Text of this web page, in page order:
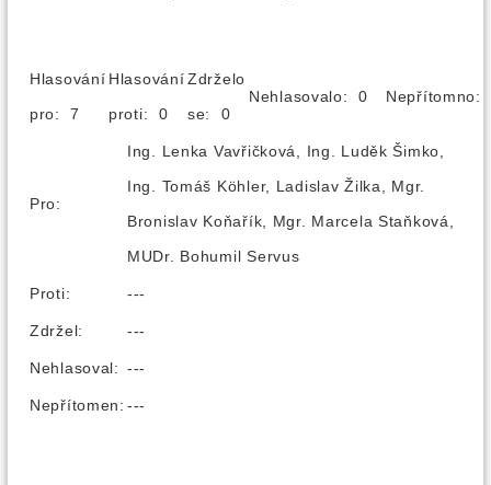
Hlasování
pro: 7
Hlasování
proti: 0
Zdrželo
se: 0
Nehlasovalo: 0
Pro:
Ing. Lenka Vavřičková, Ing. Luděk Šimko,
Ing. Tomáš Köhler, Ladislav Žilka, Mgr.
Bronislav Koňařík, Mgr. Marcela Staňková,
MUDr. Bohumil Servus
Proti: ---
Zdržel: ---
Nehlasoval: ---
Nepřítomen: ---